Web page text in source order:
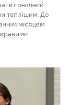
сонячний
теплішим. До
місяцем